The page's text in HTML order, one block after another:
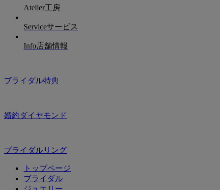
Atelier工房
Serviceサービス
Info店舗情報
ブライダル特典
婚約ダイヤモンド
ブライダルリング
トップページ
ブライダル